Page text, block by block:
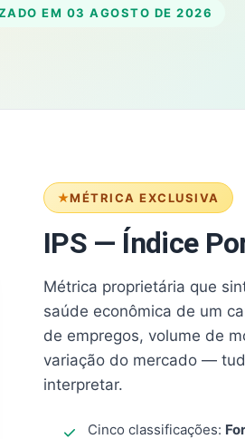
EM 03 AGOSTO DE 2026
MÉTRICA EXCLUSIVA
IPS — Índice
Métrica proprietária que
saúde econômica de um
de empregos, volume de
variação do mercado —
interpretar.
Cinco classificações: